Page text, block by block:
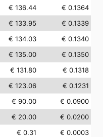
€ 136.44
€ 0.1364
€ 133.95
€ 0.1339
€ 134.03
€ 0.1340
€ 135.00
€ 0.1350
€ 131.80
€ 0.1318
€ 123.06
€ 0.1231
€ 90.00
€ 0.0900
€ 20.00
€ 0.0200
€ 0.31
€ 0.0003